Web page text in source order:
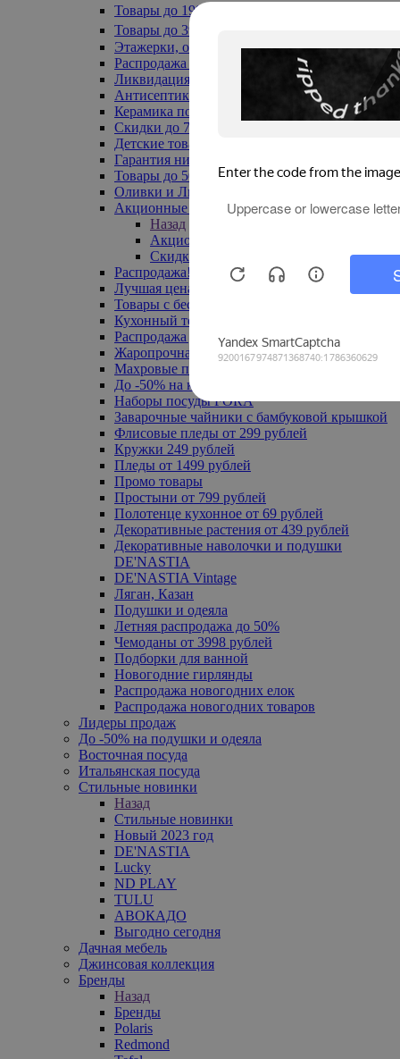
Товары до 199₽
Товары до 399₽
Этажерки, обувницы
Распродажа текстиля до -50%
Ликвидация до -70%
Антисептики
Керамика по 129 руб
Скидки до 70%
Детские товары
Гарантия низкой цены
Товары до 500 руб
Оливки и Лимоны
Акционные товары
Назад
Акционные товары
Скидка 20% по промокоду
Распродажа! Ульяновск до -70%
Лучшая цена
Товары с бесплатной доставкой
Кухонный текстиль
Распродажа до -50%
Жаропрочная посуда
Махровые полотенца
До -50% на ковры
Наборы посуды FORA
Заварочные чайники с бамбуковой крышкой
Флисовые пледы от 299 рублей
Кружки 249 рублей
Пледы от 1499 рублей
Промо товары
Простыни от 799 рублей
Полотенце кухонное от 69 рублей
Декоративные растения от 439 рублей
Декоративные наволочки и подушки
DE'NASTIA
DE'NASTIA Vintage
Ляган, Казан
Подушки и одеяла
Летняя распродажа до 50%
Чемоданы от 3998 рублей
Подборки для ванной
Новогодние гирлянды
Распродажа новогодних елок
Распродажа новогодних товаров
Лидеры продаж
До -50% на подушки и одеяла
Восточная посуда
Итальянская посуда
Стильные новинки
Назад
Стильные новинки
Новый 2023 год
DE'NASTIA
Lucky
ND PLAY
TULU
АВОКАДО
Выгодно сегодня
Дачная мебель
Джинсовая коллекция
Бренды
Назад
Бренды
Polaris
Redmond